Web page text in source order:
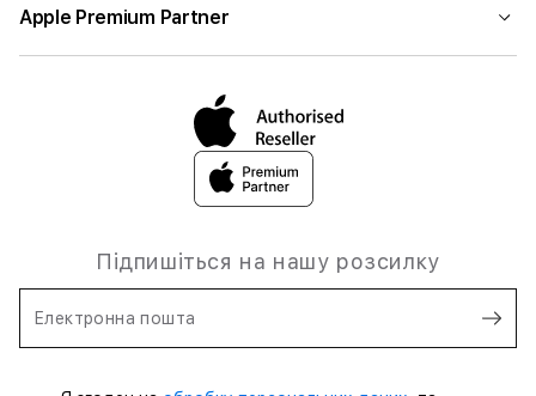
Apple Premium Partner
Підпишіться на нашу розсилку
Електронна пошта